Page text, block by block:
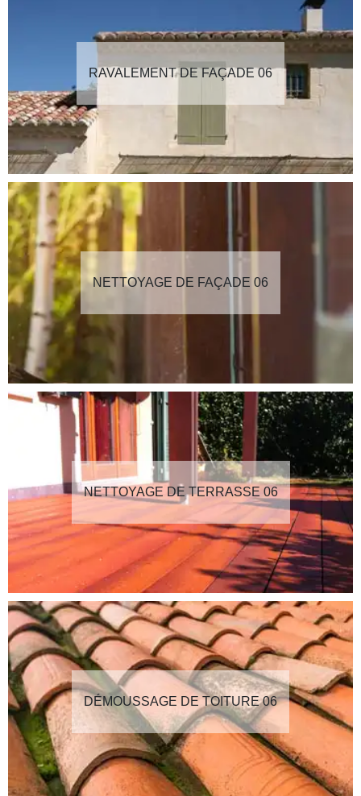
RAVALEMENT DE FAÇADE 06
NETTOYAGE DE FAÇADE 06
NETTOYAGE DE TERRASSE 06
DÉMOUSSAGE DE TOITURE 06